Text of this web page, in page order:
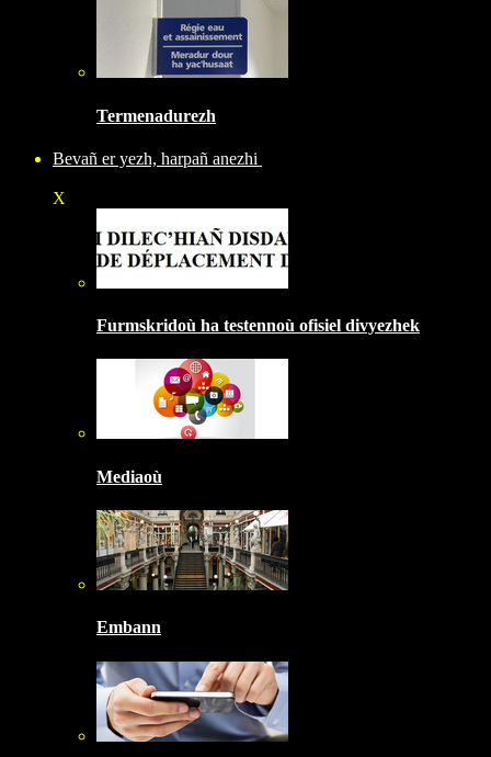
Termenadurezh
Bevañ er yezh, harpañ anezhi
X
Furmskridoù ha testennoù ofisiel divyezhek
Mediaoù
Embann